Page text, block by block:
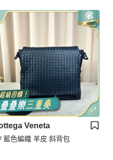
Veneta
藍色編織 羊皮 斜背包